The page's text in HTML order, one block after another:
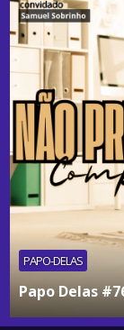
PAPO-DELAS
Papo Delas